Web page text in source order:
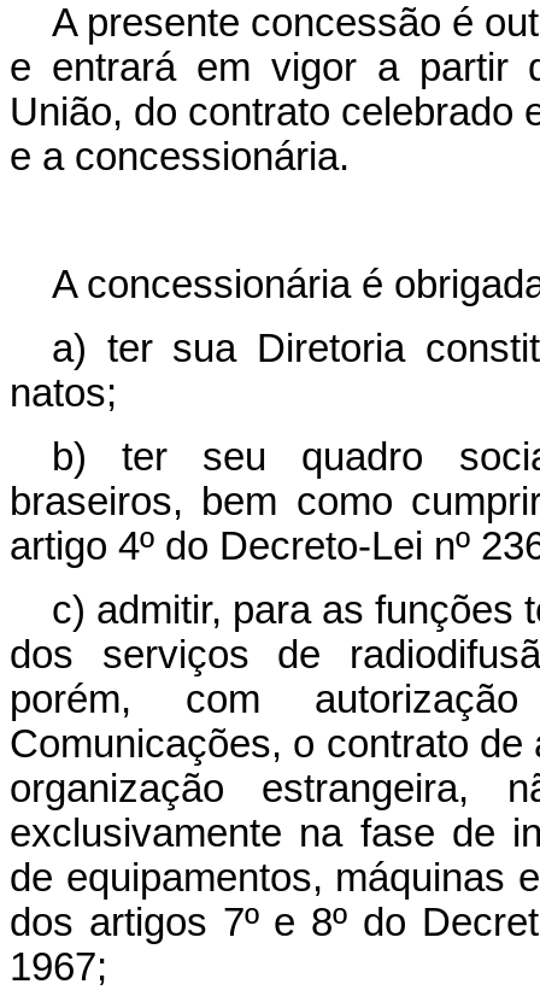
A presente concessão é
e entrará em vigor a partir
União, do contrato celebrado
e a concessionária.
A concessionária é
a) ter sua Diretoria
natos;
b) ter seu quadro
braseiros, bem como
artigo 4º do Decreto-Lei nº
c) admitir, para as funções
dos serviços de
porém, com
Comunicações, o contrato
organização
exclusivamente na fase de
de equipamentos, máquinas
dos artigos 7º e 8º do
1967;